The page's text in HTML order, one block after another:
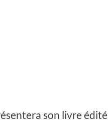
son livre édité